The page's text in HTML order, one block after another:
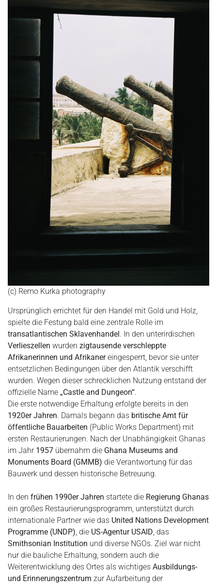
(c) Remo Kurka photography
Ursprünglich errichtet für den Handel mit Gold und Holz,
spielte die Festung bald eine zentrale Rolle im
transatlantischen Sklavenhandel. In den unterirdischen
Verlieszellen wurden zigtausende verschleppte
Afrikanerinnen und Afrikanereingesperrt, bevor sie unter
entsetzlichen Bedingungen über den Atlantik verschifft
wurden. Wegen dieser schrecklichen Nutzung entstand der
offizielle Name „Castle and Dungeon“.
Die erste notwendige Erhaltung erfolgte bereits in den
1920er Jahren. Damals begann das britische Amt für
öffentliche Bauarbeiten (Public Works Department) mit
ersten Restaurierungen. Nach der Unabhängigkeit Ghanas
im Jahr 1957 übernahm die Ghana Museums and
Monuments Board (GMMB) die Verantwortung für das
Bauwerk und dessen historische Betreuung.
In den frühen 1990er Jahren startete die Regierung Ghanas
ein großes Restaurierungsprogramm, unterstützt durch
internationale Partner wie das United Nations Development
Programme (UNDP), die US-Agentur USAID, das
Smithsonian Institution und diverse NGOs. Ziel war nicht
nur die bauliche Erhaltung, sondern auch die
Weiterentwicklung des Ortes als wichtiges Ausbildungs-
und Erinnerungszentrum zur Aufarbeitung der